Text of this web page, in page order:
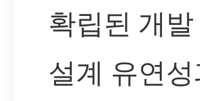
확립된 개
설계 유연